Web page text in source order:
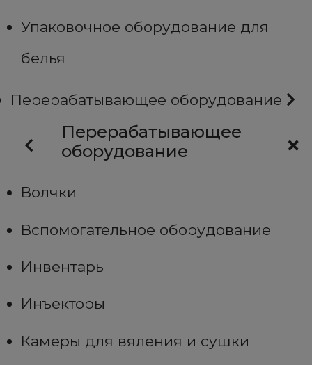
Упаковочное оборудование для
белья
Перерабатывающее оборудование
Перерабатывающее
оборудование
Волчки
Вспомогательное оборудование
Инвентарь
Инъекторы
Камеры для вяления и сушки